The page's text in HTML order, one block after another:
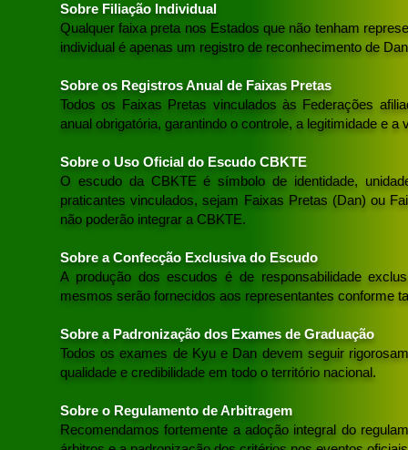
Sobre Filiação Individual
Qualquer faixa preta nos Estados que não tenham
individual é apenas um registro de reconhecimento de
Sobre os Registros Anual de Faixas Pretas
Todos os Faixas Pretas vinculados às Federações
anual obrigatória, garantindo o controle, a legitimidade e
Sobre o Uso Oficial do Escudo CBKTE
O escudo da CBKTE é símbolo de identidade,
praticantes vinculados, sejam Faixas Pretas (Dan) ou
não poderão integrar a CBKTE.
Sobre a Confecção Exclusiva do Escudo
A produção dos escudos é de responsabilidade
mesmos serão fornecidos aos representantes conforme
Sobre a Padronização dos Exames de Graduação
Todos os exames de Kyu e Dan devem seguir
qualidade e credibilidade em todo o território nacional.
Sobre o Regulamento de Arbitragem
Recomendamos fortemente a adoção integral do